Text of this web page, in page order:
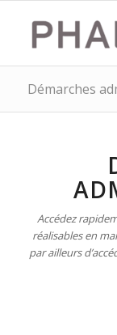
Démarches
Accédez
réalisables en
par ailleurs